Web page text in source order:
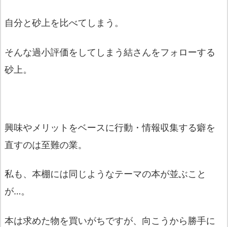
自分と砂上を比べてしまう。
そんな過小評価をしてしまう結さんをフォローする
砂上。
興味やメリットをベースに行動・情報収集する癖を
直すのは至難の業。
私も、本棚には同じようなテーマの本が並ぶこと
が…。
本は求めた物を買いがちですが、 向こうから勝手に